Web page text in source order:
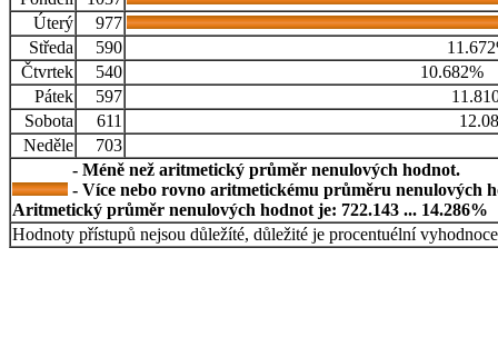
Úterý
977
Středa
590
Čtvrtek
540
10.682%
Pátek
597
Sobota
611
Neděle
703
- Méně než aritmetický průměr nenulových hodnot.
- Více nebo rovno aritmetickému průměru nenulových
Aritmetický průměr nenulových hodnot je: 722.143 ... 14.286%
Hodnoty přístupů nejsou důležíté, důležité je procentuélní